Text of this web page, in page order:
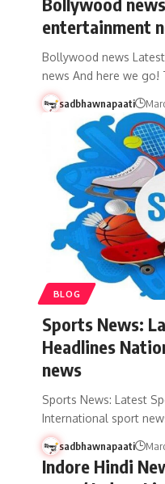
entertainment
Bollywood news
news And here we go!
sadbhawnapaati
BLOG
Sports News:
Headlines
news
Sports News: Latest
International sport
sadbhawnapaati
Indore Hindi